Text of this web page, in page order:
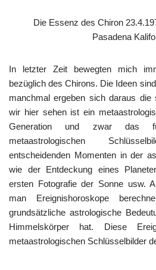
Die Essenz des Chiron
Pasadena
In letzter Zeit bewegten mich
bezüglich des Chirons. Die Ideen
manchmal ergeben sich daraus die
wir hier sehen ist ein
Generation und zwar das
metaastrologischen
entscheidenden Momenten in der
wie der Entdeckung eines
ersten Fotografie der Sonne usw.
man Ereignishoroskope
grundsätzliche astrologische
Himmelskörper hat. Diese
metaastrologischen Schlüsselbilder